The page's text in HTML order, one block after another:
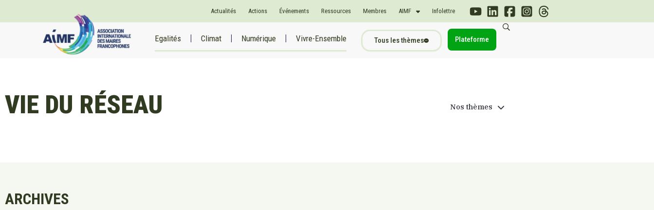
Actualités Actions Événements Ressources Membres AIMF Infolettre
Egalités Climat Numérique Vivre-Ensemble Tous les thèmes Plateforme
VIE DU RÉSEAU Nos thèmes
ARCHIVES